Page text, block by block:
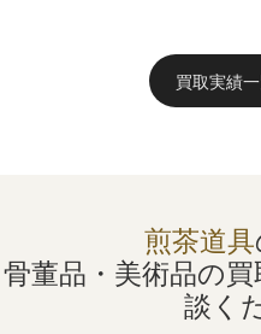
買取実績
煎茶道具
骨董品・美術品の
談く